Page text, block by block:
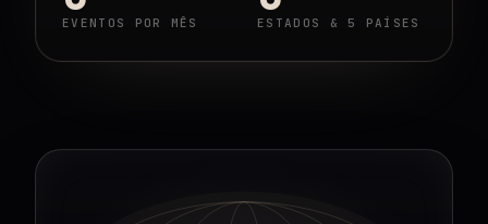
EVENTOS POR MÊS ESTADOS & 5 PAÍSES